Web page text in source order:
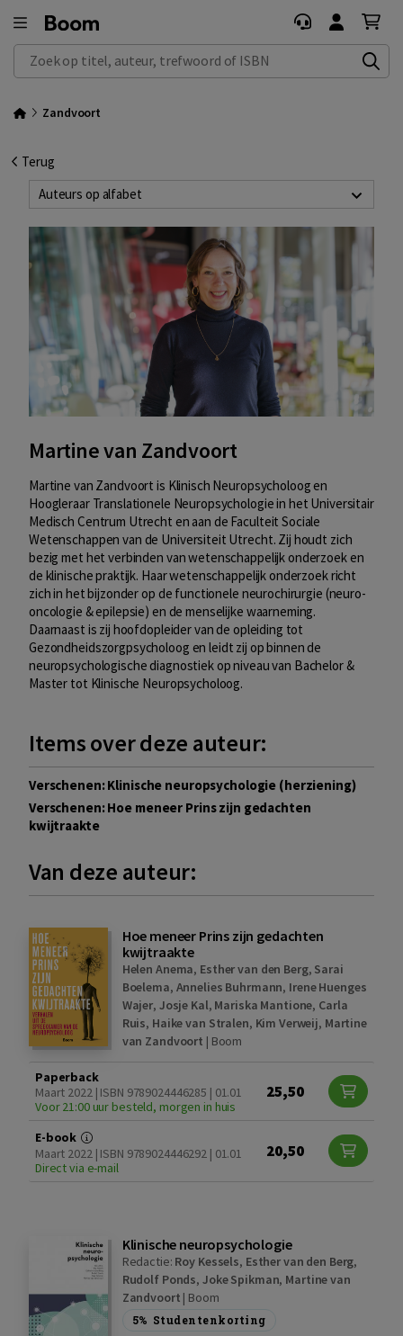
Zoek op titel, auteur, trefwoord of ISBN
Zandvoort
Terug
Auteurs op alfabet
Martine van Zandvoort
Martine van Zandvoort is Klinisch Neuropsycholoog en
Hoogleraar Translationele Neuropsychologie in het Universitair
Medisch Centrum Utrecht en aan de Faculteit Sociale
Wetenschappen van de Universiteit Utrecht. Zij houdt zich
bezig met het verbinden van wetenschappelijk onderzoek en
de klinische praktijk. Haar wetenschappelijk onderzoek richt
zich in het bijzonder op de functionele neurochirurgie (neuro-
oncologie & epilepsie) en de menselijke waarneming.
Daarnaast is zij hoofdopleider van de opleiding tot
Gezondheidszorgpsycholoog en leidt zij op binnen de
neuropsychologische diagnostiek op niveau van Bachelor &
Master tot Klinische Neuropsycholoog.
Items over deze auteur:
Verschenen: Klinische neuropsychologie (herziening)
Verschenen: Hoe meneer Prins zijn gedachten
kwijtraakte
Van deze auteur:
Hoe meneer Prins zijn gedachten
kwijtraakte
Helen Anema, Esther van den Berg, Sarai
Boelema, Annelies Buhrmann, Irene Huenges
Wajer, Josje Kal, Mariska Mantione, Carla
Ruis, Haike van Stralen, Kim Verweij, Martine
van Zandvoort | Boom
Paperback
Maart 2022 | ISBN 9789024446285 | 01.01
Voor 21:00 uur besteld, morgen in huis
25,50
E-book
Maart 2022 | ISBN 9789024446292 | 01.01
Direct via e-mail
20,50
Klinische neuropsychologie
Redactie: Roy Kessels, Esther van den Berg,
Rudolf Ponds, Joke Spikman, Martine van
Zandvoort | Boom
5% Studentenkorting